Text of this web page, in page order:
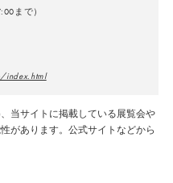
まで）
当サイトに掲載している展覧会や
があります。公式サイトなどから